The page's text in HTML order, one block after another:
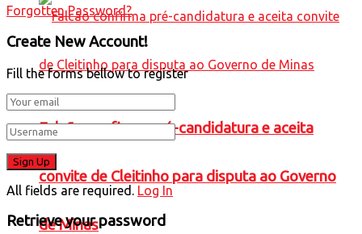
Falcão confirma pré-candidatura e aceita
convite de Cleitinho para disputa ao Governo
de Minas
Forgotten Password?
Create New Account!
Fill the forms bellow to register
All fields are required. Log In
Retrieve your password